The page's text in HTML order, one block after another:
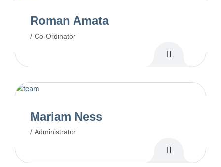
Roman Amata
Co-Ordinator
Mariam Ness
Administrator